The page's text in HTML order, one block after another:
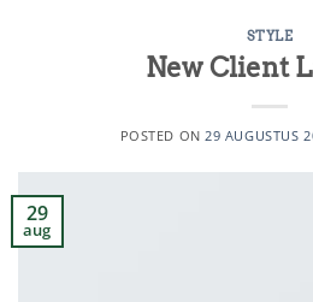
STYLE
New Client
POSTED ON 29 AUGUSTUS
29
aug